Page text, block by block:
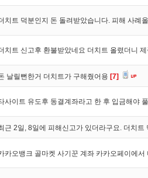
치트 덕분인지 돈 돌려받았습니다. 피해 사례
치트 신고후 환불받았네요 더치트 올렸더니
날릴뻔한거 더치트가 구해줬어용 [7]
사이트 유도후 동결계좌라고 한 후 입금해야
근 2일, 8일에 피해신고가 있더라구요. 더치트
카오뱅크 골마켓 사기꾼 계좌 카카오페이에서